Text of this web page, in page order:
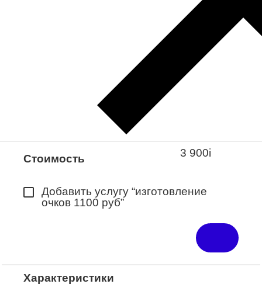
Закажите понравившуюся модель
в ближайший салон “Оптик-Экспресс”.
*Доступно для Республики
Стоимость 3 900i
Добавить услугу “изготовление
очков 1100 руб”
Характеристики